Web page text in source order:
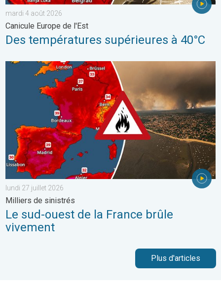
mardi 4 août 2026
Canicule Europe de l'Est
Des températures supérieures à 40°C
Le sud-ouest de la France brûle vivement. Milliers de sinistrés.
lundi 27 juillet 2026
Milliers de sinistrés
Le sud-ouest de la France brûle
vivement
Plus d'articles